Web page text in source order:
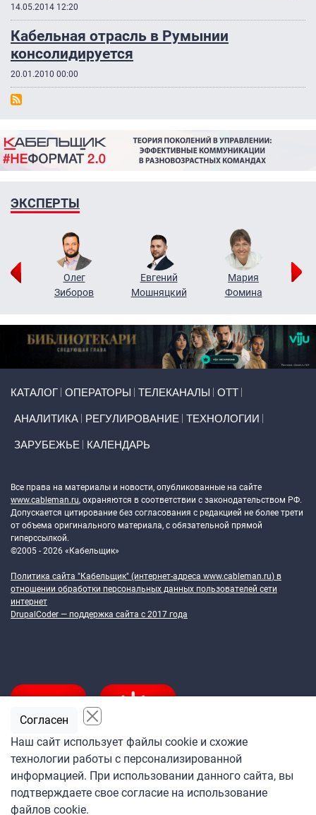
14.05.2014 12:20
Кабельная отрасль в Румынии
консолидируется
20.01.2010 00:00
ЭКСПЕРТЫ
Олег
Зиборов
Евгений
Мошняцкий
Мария
Фомина
КАТАЛОГ ОПЕРАТОРЫ ТЕЛЕКАНАЛЫ ОТТ
АНАЛИТИКА РЕГУЛИРОВАНИЕ ТЕХНОЛОГИИ
ЗАРУБЕЖЬЕ КАЛЕНДАРЬ
Все права на материалы и новости, опубликованные на сайте
www.cableman.ru, охраняются в соответствии с законодательством РФ.
Допускается цитирование без согласования с редакцией не более трети
от объема оригинального материала, с обязательной прямой
гиперссылкой.
©2005 - 2026 «Кабельщик»
Политика сайта "Кабельщик" (интернет-адреса www.cableman.ru) в
отношении обработки персональных данных пользователей сети
интернет
DrupalCoder — поддержка сайта c 2017 года
Подпишитесь
на ежедневную рассылку
«Кабельщика»
Наш сайт использует файлы cookie и схожие
технологии работы с персонализированной
информацией. При использовании данного сайта, вы
подтверждаете свое согласие на использование
файлов cookie.
Согласен